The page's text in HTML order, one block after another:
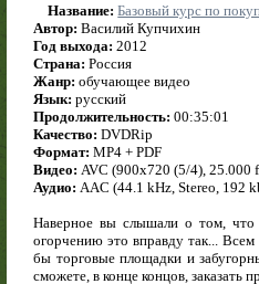
Название: Базовый курс по
Автор: Василий Купчихин
Год выхода: 2012
Страна: Россия
Жанр: обучающее видео
Язык: русский
Продолжительность: 00:35:01
Качество: DVDRip
Формат: MP4 + PDF
Видео: AVC (900x720 (5/4), 25.000
Аудио: AAC (44.1 kHz, Stereo, 192
Наверное вы слышали о том,
огорчению это вправду так...
бы торговые площадки и
сможете, в конце концов, заказать